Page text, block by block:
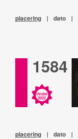
placering | dato |
1584
Vinder
2022
placering | dato |